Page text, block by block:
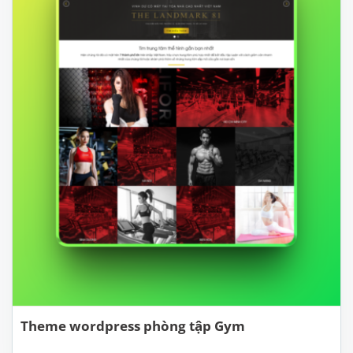
Theme wordpress phòng tập Gym